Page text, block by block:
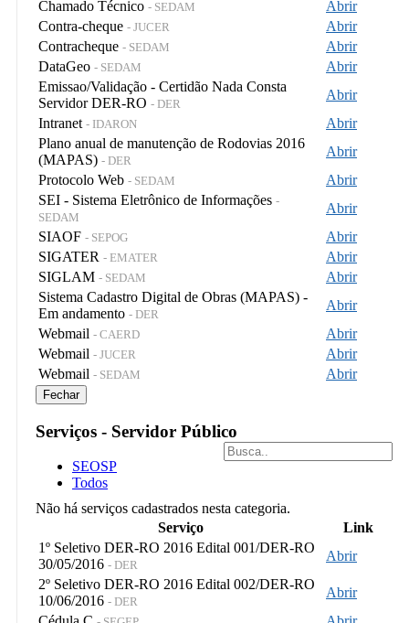
Chamado Técnico - SEDAM
Abrir
Contra-cheque - JUCER
Abrir
Contracheque - SEDAM
Abrir
DataGeo - SEDAM
Abrir
Emissao/Validação - Certidão Nada Consta
Servidor DER-RO - DER
Abrir
Intranet - IDARON
Abrir
Plano anual de manutenção de Rodovias 2016
(MAPAS) - DER
Abrir
Protocolo Web - SEDAM
Abrir
SEI - Sistema Eletrônico de Informações -
SEDAM
Abrir
SIAOF - SEPOG
Abrir
SIGATER - EMATER
Abrir
SIGLAM - SEDAM
Abrir
Sistema Cadastro Digital de Obras (MAPAS) -
Em andamento - DER
Abrir
Webmail - CAERD
Abrir
Webmail - JUCER
Abrir
Webmail - SEDAM Abrir
Fechar
Serviços - Servidor Público
SEOSP
Todos
Não há serviços cadastrados nesta categoria.
Serviço
Link
1º Seletivo DER-RO 2016 Edital 001/DER-RO
30/05/2016 - DER
Abrir
2º Seletivo DER-RO 2016 Edital 002/DER-RO
10/06/2016 - DER
Abrir